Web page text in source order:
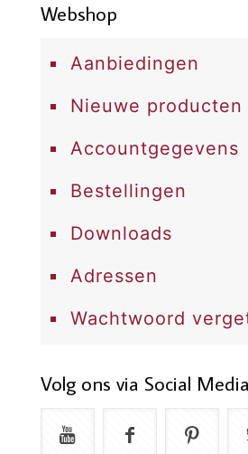
Webshop
Aanbiedingen
Nieuwe producten
Accountgegevens
Bestellingen
Downloads
Adressen
Wachtwoord
Volg ons via Social Media